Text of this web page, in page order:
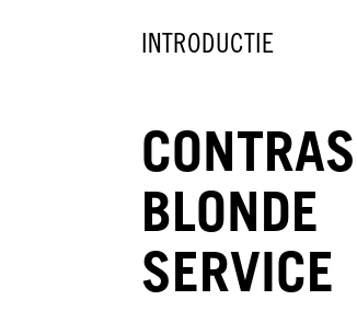
INTRODUCTIE
BLONDE
SERVICE